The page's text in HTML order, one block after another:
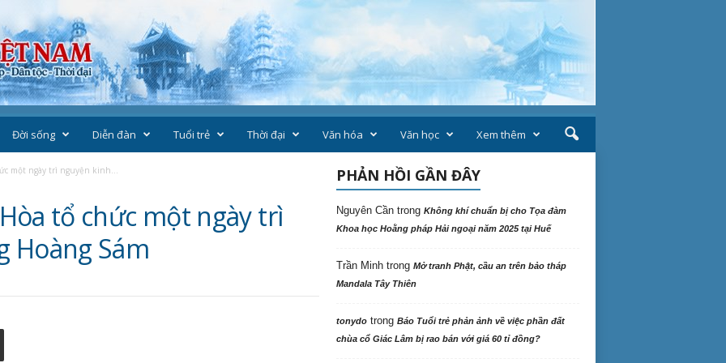
Đời sống Diễn đàn Tuổi trẻ Thời đại Văn hóa Văn học Xem thêm
một ngày trì nguyện kinh...
tổ chức một ngày trì
Hoàng Sám
PHẢN HỒI GẦN ĐÂY
Nguyên Cầntrong Không khí chuẩn bị cho Tọa đàm
Khoa học Hoằng pháp Hải ngoại năm 2025 tại Huế
Trần Minhtrong Mở tranh Phật, cầu an trên bảo tháp
Mandala Tây Thiên
tonydotrong Báo Tuổi trẻ phản ảnh về việc phần đất
chùa cổ Giác Lâm bị rao bán với giá 60 tỉ đồng?